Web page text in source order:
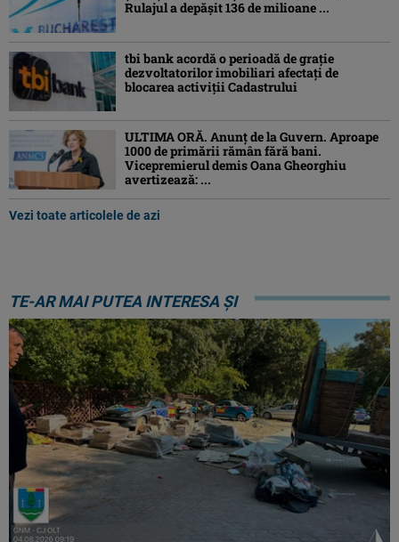
Rulajul a depășit 136 de milioane ...
tbi bank acordă o perioadă de grație
dezvoltatorilor imobiliari afectați de
blocarea activiții Cadastrului
ULTIMA ORĂ. Anunț de la Guvern. Aproape
1000 de primării rămân fără bani.
Vicepremierul demis Oana Gheorghiu
avertizează: ...
Vezi toate articolele de azi
TE-AR MAI PUTEA INTERESA ȘI